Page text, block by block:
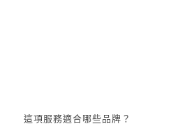
這項服務適合哪些品牌？